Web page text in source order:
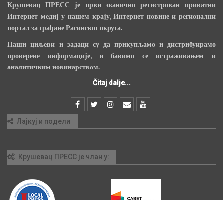
Крушевац ПРЕСС је први званично регистрован приватни
Интернет медиј у нашем крају, Интернет новине и регионални
портал за грађане Расинског округа.
Наши циљеви и задаци су да прикупљамо и дистрибуирамо
проверене информације, и бавимо се истраживањем и
аналитичким новинарством.
Čitaj dalje...
Лајкуј и подели
Крушевац ПРЕСС је члан у: